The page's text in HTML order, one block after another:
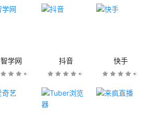
智学网 抖音 快手